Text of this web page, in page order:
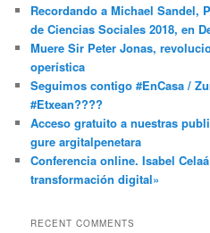
Recordando a Michael Sandel,
de Ciencias Sociales 2018, en
Muere Sir Peter Jonas,
operística
Seguimos contigo #EnCasa /
#Etxean????
Acceso gratuito a nuestras
gure argitalpenetara
Conferencia online. Isabel
transformación digital»
RECENT COMMENTS